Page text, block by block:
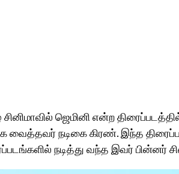
சினிமாவில் ஜெமினி என்ற
வைத்தவர் நடிகை கிரண். இந்த
நடித்து வந்த இவர் பின்னர்